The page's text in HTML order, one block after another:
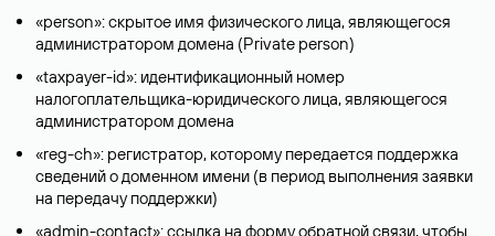
«person»: скрытое имя физического лица, являющегося
администратором домена (Privatе person)
«taxpayer-id»: идентификационный номер
налогоплательщика-юридического лица, являющегося
администратором домена
«reg-ch»: регистратор, которому передается поддержка
сведений о доменном имени (в период выполнения заявки
на передачу поддержки)
«admin-contact»: ссылка на форму обратной связи, чтобы